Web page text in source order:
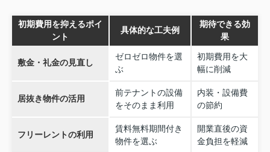
初期費用を抑えるポイ
ント
具体的な工夫例
期待できる効
果
敷金・礼金の見直し
ゼロゼロ物件を選
ぶ
初期費用を大
幅に削減
居抜き物件の活用
前テナントの設備
をそのまま利用
内装・設備費
の節約
フリーレントの利用
賃料無料期間付き
物件を選ぶ
開業直後の資
金負担を軽減